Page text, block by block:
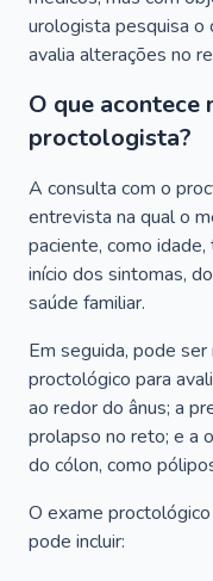
urologista pesquisa o
avalia alterações no
O que acontece
proctologista?
A consulta com o
entrevista na qual o
paciente, como
início dos sintomas,
saúde familiar.
Em seguida, pode
proctológico para
ao redor do ânus; a
prolapso no reto; e a
do cólon, como
O exame
pode incluir: